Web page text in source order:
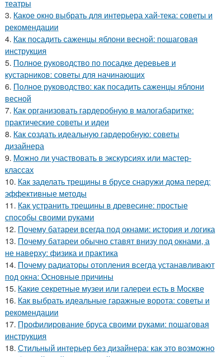
театры
3. Какое окно выбрать для интерьера хай-тека: советы и
рекомендации
4. Как посадить саженцы яблони весной: пошаговая
инструкция
5. Полное руководство по посадке деревьев и
кустарников: советы для начинающих
6. Полное руководство: как посадить саженцы яблони
весной
7. Как организовать гардеробную в малогабаритке:
практические советы и идеи
8. Как создать идеальную гардеробную: советы
дизайнера
9. Можно ли участвовать в экскурсиях или мастер-
классах
10. Как заделать трещины в брусе снаружи дома перед:
эффективные методы
11. Как устранить трещины в древесине: простые
способы своими руками
12. Почему батареи всегда под окнами: история и логика
13. Почему батареи обычно ставят внизу под окнами, а
не наверху: физика и практика
14. Почему радиаторы отопления всегда устанавливают
под окна: Основные причины
15. Какие секретные музеи или галереи есть в Москве
16. Как выбрать идеальные гаражные ворота: советы и
рекомендации
17. Профилирование бруса своими руками: пошаговая
инструкция
18. Стильный интерьер без дизайнера: как это возможно